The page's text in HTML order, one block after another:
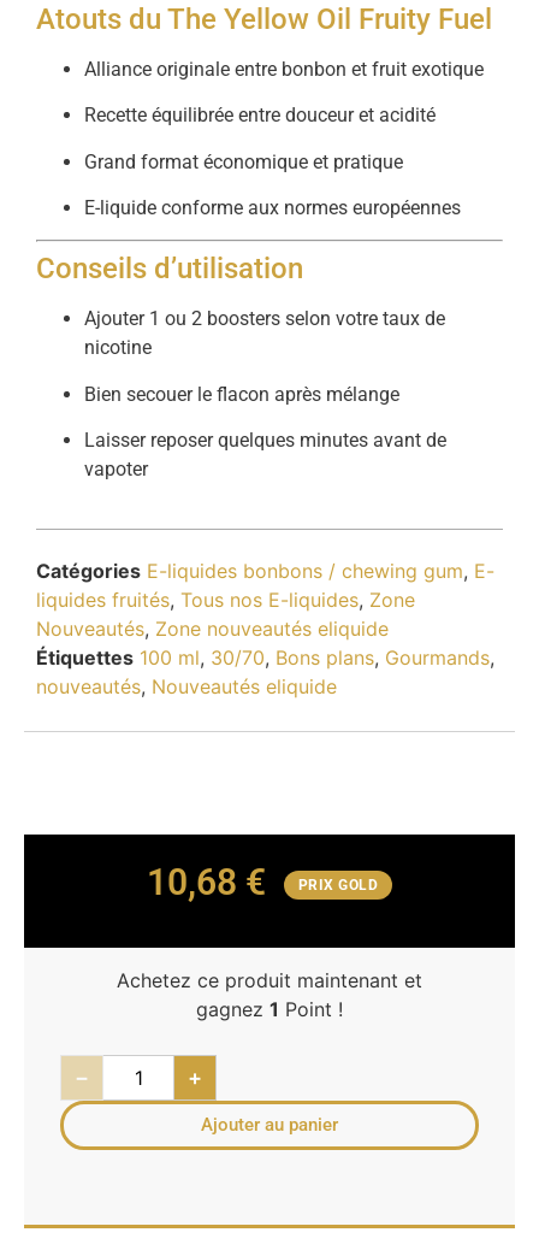
Atouts du The Yellow Oil Fruity Fuel
Alliance originale entre bonbon et fruit exotique
Recette équilibrée entre douceur et acidité
Grand format économique et pratique
E-liquide conforme aux normes européennes
Conseils d’utilisation
Ajouter 1 ou 2 boosters selon votre taux de
nicotine
Bien secouer le flacon après mélange
Laisser reposer quelques minutes avant de
vapoter
Catégories E-liquides bonbons / chewing gum, E-
liquides fruités, Tous nos E-liquides, Zone
Nouveautés, Zone nouveautés eliquide
Étiquettes 100 ml, 30/70, Bons plans, Gourmands,
nouveautés, Nouveautés eliquide
10,68 € PRIX GOLD
Achetez ce produit maintenant et
gagnez 1 Point !
− +
Ajouter au panier